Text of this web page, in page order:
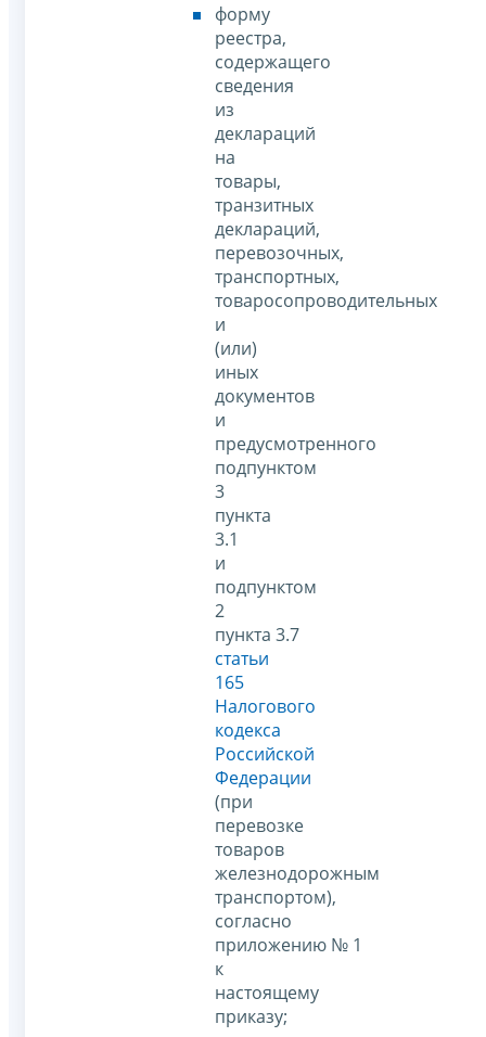
форму
реестра,
содержащего
сведения
из
деклараций
на
товары,
транзитных
деклараций,
перевозочных,
транспортных,
товаросопроводительных
и
(или)
иных
документов
и
предусмотренного
подпунктом
3
пункта
3.1
и
подпунктом
2
пункта 3.7
статьи
165
Налогового
кодекса
Российской
Федерации
(при
перевозке
товаров
железнодорожным
транспортом),
согласно
приложению № 1
к
настоящему
приказу;